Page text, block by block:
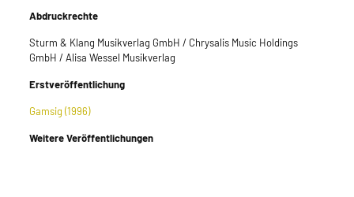
Abdruckrechte
Sturm & Klang Musikverlag GmbH / Chrysalis Music Holdings
GmbH / Alisa Wessel Musikverlag
Erstveröffentlichung
Gamsig (1996)
Weitere Veröffentlichungen